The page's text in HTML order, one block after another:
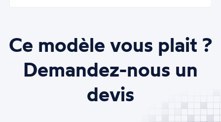
Ce modèle vous plait ?
Demandez-nous un
devis